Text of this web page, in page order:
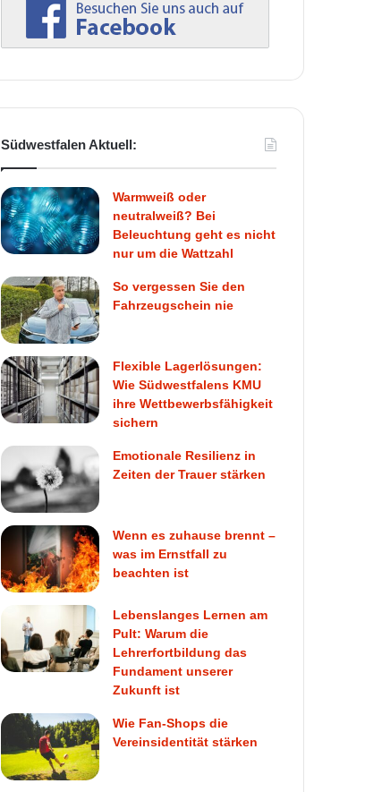
Südwestfalen Aktuell:
Warmweiß oder
neutralweiß? Bei
Beleuchtung geht es nicht
nur um die Wattzahl
So vergessen Sie den
Fahrzeugschein nie
Flexible Lagerlösungen:
Wie Südwestfalens KMU
ihre Wettbewerbsfähigkeit
sichern
Emotionale Resilienz in
Zeiten der Trauer stärken
Wenn es zuhause brennt –
was im Ernstfall zu
beachten ist
Lebenslanges Lernen am
Pult: Warum die
Lehrerfortbildung das
Fundament unserer
Zukunft ist
Wie Fan-Shops die
Vereinsidentität stärken